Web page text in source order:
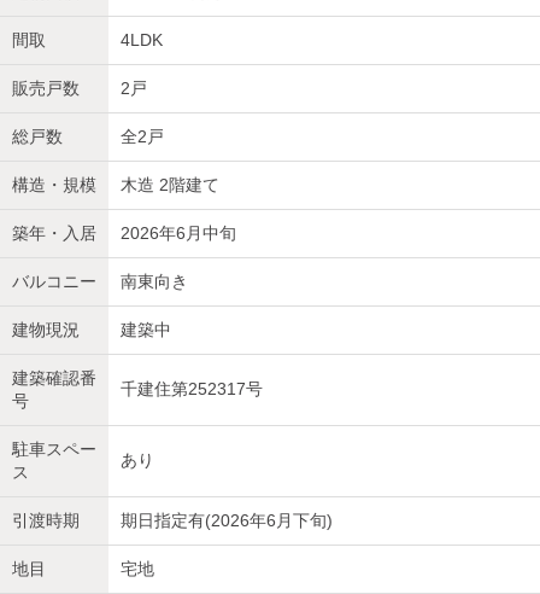
間取 4LDK
販売戸数 2戸
総戸数 全2戸
構造・規模 木造 2階建て
築年・入居 2026年6月中旬
バルコニー 南東向き
建物現況 建築中
建築確認番
号
千建住第252317号
駐車スペー
ス
あり
引渡時期 期日指定有(2026年6月下旬)
地目 宅地